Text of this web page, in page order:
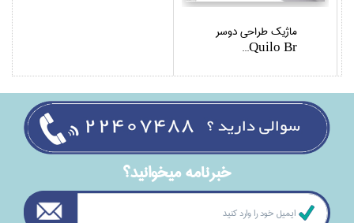
ماژيك طراحي دوسر
Quilo Br...
خبرنامه ميخوانيد؟